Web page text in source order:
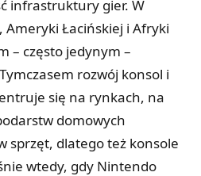
infrastruktury gier. W
Ameryki Łacińskiej i Afryki
– często jedynym –
rozwój konsol i
się na rynkach, na
domowych
sprzęt, dlatego też konsole
wtedy, gdy Nintendo